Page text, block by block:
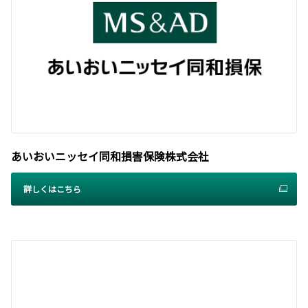
あいおいニッセイ同和損害保険株式会社
詳しくはこちら